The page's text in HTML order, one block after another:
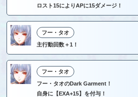
ロスト15によりAPに15ダメージ！
フー・タオ
主行動回数＋1！
フー・タオ
フー・タオのDark Garment！
自身に【EXA+15】を付与！